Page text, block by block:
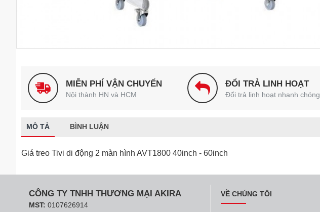
MIỄN PHÍ VẬN CHUYỂN
Nội thành HN và HCM
ĐỔI TRẢ LINH HOẠT
Đổi trả linh hoạt nhanh chóng
MÔ TẢ BÌNH LUẬN
Giá treo Tivi di động 2 màn hình AVT1800 40inch - 60inch
CÔNG TY TNHH THƯƠNG MẠI AKIRA
MST: 0107626914
VỀ CHÚNG TÔI